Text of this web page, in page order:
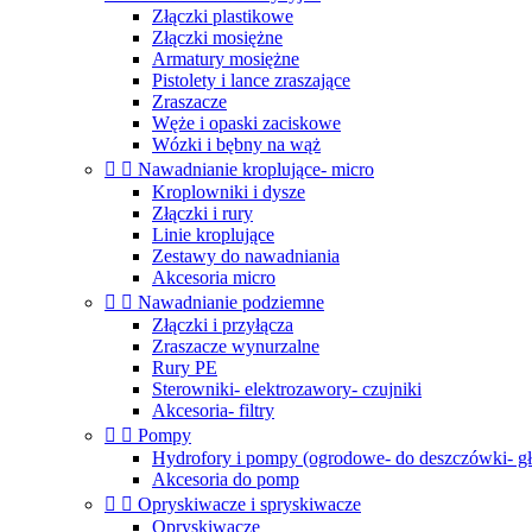
Złączki plastikowe
Złączki mosiężne
Armatury mosiężne
Pistolety i lance zraszające
Zraszacze
Węże i opaski zaciskowe
Wózki i bębny na wąż
  Nawadnianie kroplujące- micro
Kroplowniki i dysze
Złączki i rury
Linie kroplujące
Zestawy do nawadniania
Akcesoria micro
  Nawadnianie podziemne
Złączki i przyłącza
Zraszacze wynurzalne
Rury PE
Sterowniki- elektrozawory- czujniki
Akcesoria- filtry
  Pompy
Hydrofory i pompy (ogrodowe- do deszczówki-
Akcesoria do pomp
  Opryskiwacze i spryskiwacze
Opryskiwacze